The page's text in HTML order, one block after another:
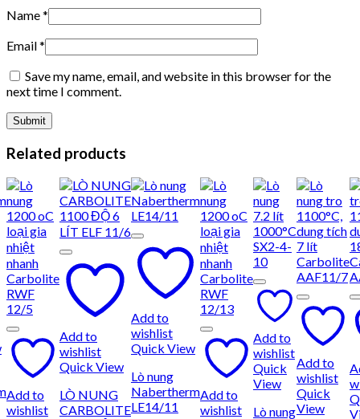
Name*
Email*
Save my name, email, and website in this browser for the
next time I comment.
Related products
Add to
wishlist
Add to
wishlist
Quick View
LÒ NUNG
CARBOLITE
Add to
wishlist
Quick View
Lò nung
Nabertherm
LE14/11
Add to
wishlist
Add to
wishlist
Quick
View
Lò nung
Add to
wishlist
Quick
View